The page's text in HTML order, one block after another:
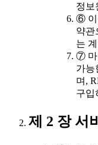
정보
⑥ 이
약관
는
⑦ 마
가능
며,
구입
제 2 장 서